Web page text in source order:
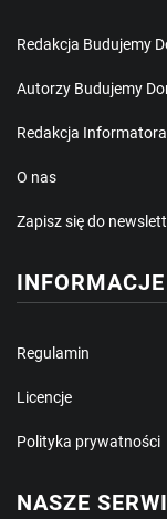
Redakcja Budujemy
Autorzy Budujemy
Redakcja
O nas
Zapisz się do
Regulamin
Licencje
Polityka prywatności
NASZE